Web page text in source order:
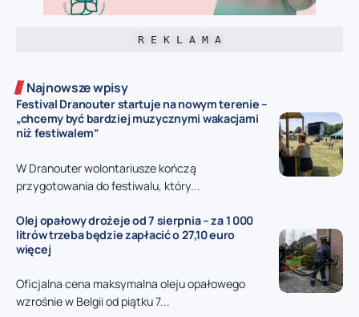
R E K L A M A
Najnowsze wpisy
Festival Dranouter startuje na nowym terenie –
„chcemy być bardziej muzycznymi wakacjami
niż festiwalem”
W Dranouter wolontariusze kończą
przygotowania do festiwalu, który...
Olej opałowy drożeje od 7 sierpnia – za 1 000
litrów trzeba będzie zapłacić o 27,10 euro
więcej
Oficjalna cena maksymalna oleju opałowego
wzrośnie w Belgii od piątku 7...